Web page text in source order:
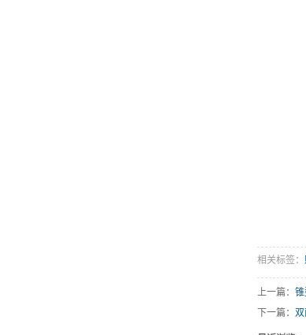
相关标签：
上一篇：
下一篇：